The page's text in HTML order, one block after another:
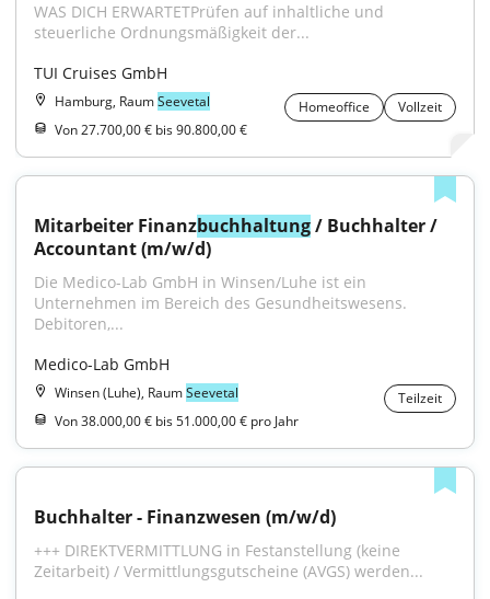
WAS DICH ERWARTETPrüfen auf inhaltliche und
steuerliche Ordnungsmäßigkeit der...
TUI Cruises GmbH
Hamburg, RaumSeevetal Homeoffice
Vollzeit
Von 27.700,00 € bis 90.800,00 €
Mitarbeiter Finanzbuchhaltung / Buchhalter /
Accountant (m/w/d)
Die Medico-Lab GmbH in Winsen/Luhe ist ein
Unternehmen im Bereich des Gesundheitswesens.
Debitoren,...
Medico-Lab GmbH
Winsen (Luhe), RaumSeevetal
Teilzeit
Von 38.000,00 € bis 51.000,00 € pro Jahr
Buchhalter - Finanzwesen (m/w/d)
+++ DIREKTVERMITTLUNG in Festanstellung (keine
Zeitarbeit) / Vermittlungsgutscheine (AVGS) werden...